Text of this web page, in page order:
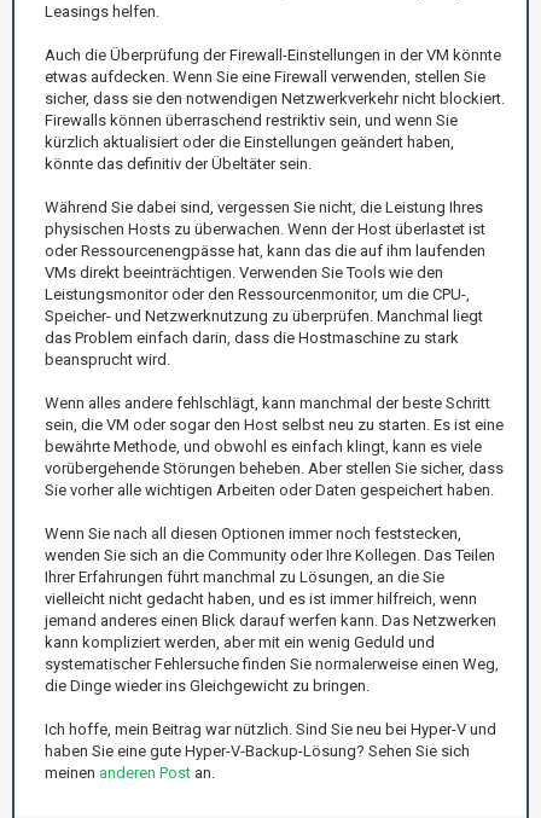
Leasings helfen.
Auch die Überprüfung der Firewall-Einstellungen in der VM könnte
etwas aufdecken. Wenn Sie eine Firewall verwenden, stellen Sie
sicher, dass sie den notwendigen Netzwerkverkehr nicht blockiert.
Firewalls können überraschend restriktiv sein, und wenn Sie
kürzlich aktualisiert oder die Einstellungen geändert haben,
könnte das definitiv der Übeltäter sein.
Während Sie dabei sind, vergessen Sie nicht, die Leistung Ihres
physischen Hosts zu überwachen. Wenn der Host überlastet ist
oder Ressourcenengpässe hat, kann das die auf ihm laufenden
VMs direkt beeinträchtigen. Verwenden Sie Tools wie den
Leistungsmonitor oder den Ressourcenmonitor, um die CPU-,
Speicher- und Netzwerknutzung zu überprüfen. Manchmal liegt
das Problem einfach darin, dass die Hostmaschine zu stark
beansprucht wird.
Wenn alles andere fehlschlägt, kann manchmal der beste Schritt
sein, die VM oder sogar den Host selbst neu zu starten. Es ist eine
bewährte Methode, und obwohl es einfach klingt, kann es viele
vorübergehende Störungen beheben. Aber stellen Sie sicher, dass
Sie vorher alle wichtigen Arbeiten oder Daten gespeichert haben.
Wenn Sie nach all diesen Optionen immer noch feststecken,
wenden Sie sich an die Community oder Ihre Kollegen. Das Teilen
Ihrer Erfahrungen führt manchmal zu Lösungen, an die Sie
vielleicht nicht gedacht haben, und es ist immer hilfreich, wenn
jemand anderes einen Blick darauf werfen kann. Das Netzwerken
kann kompliziert werden, aber mit ein wenig Geduld und
systematischer Fehlersuche finden Sie normalerweise einen Weg,
die Dinge wieder ins Gleichgewicht zu bringen.
Ich hoffe, mein Beitrag war nützlich. Sind Sie neu bei Hyper-V und
haben Sie eine gute Hyper-V-Backup-Lösung? Sehen Sie sich
meinen anderen Post an.